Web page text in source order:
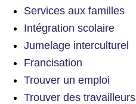
Services aux familles
Intégration scolaire
Jumelage interculturel
Francisation
Trouver un emploi
Trouver des travailleurs